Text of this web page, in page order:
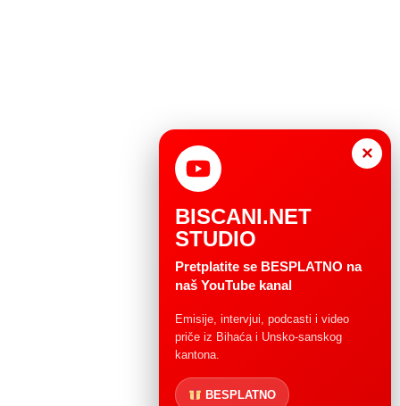
×
BISCANI.NET
STUDIO
Pretplatite se BESPLATNO na
naš YouTube kanal
Emisije, intervjui, podcasti i video
priče iz Bihaća i Unsko-sanskog
kantona.
BESPLATNO